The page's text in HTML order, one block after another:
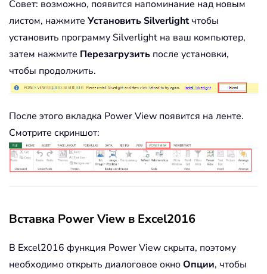
Совет: возможно, появится напоминание над новым
листом, нажмите Установить Silverlightчтобы
установить программу Silverlight на ваш компьютер,
затем нажмите Перезагрузить после установки,
чтобы продолжить.
После этого вкладка Power View появится на ленте.
Смотрите скриншот:
Вставка Power View в Excel2016
В Excel2016 функция Power View скрыта, поэтому
необходимо открыть диалоговое окноОпции, чтобы